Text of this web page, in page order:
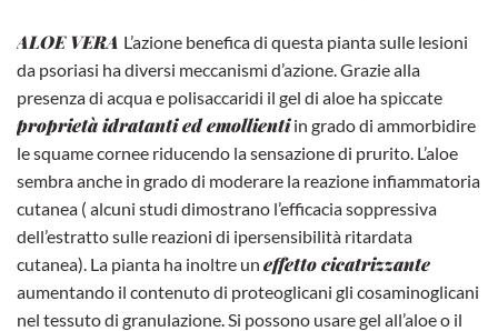
ALOE VERA L’azione benefica di questa pianta sulle lesioni
da psoriasi ha diversi meccanismi d’azione. Grazie alla
presenza di acqua e polisaccaridi il gel di aloe ha spiccate
proprietà idratanti ed emollientiin grado di ammorbidire
le squame cornee riducendo la sensazione di prurito. L’aloe
sembra anche in grado di moderare la reazione infiammatoria
cutanea ( alcuni studi dimostrano l’efficacia soppressiva
dell’estratto sulle reazioni di ipersensibilità ritardata
cutanea). La pianta ha inoltre un effetto cicatrizzante
aumentando il contenuto di proteoglicani gli cosaminoglicani
nel tessuto di granulazione. Si possono usare gel all’aloe o il